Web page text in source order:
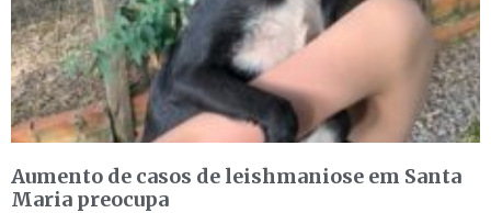
Aumento de casos de leishmaniose em Santa
Maria preocupa